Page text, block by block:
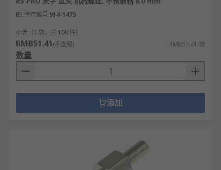
RS 库存编号 914-1475
小计（1 袋，共 100 件）
RMB51.41(不含税) RMB51.41/袋
数量
添加